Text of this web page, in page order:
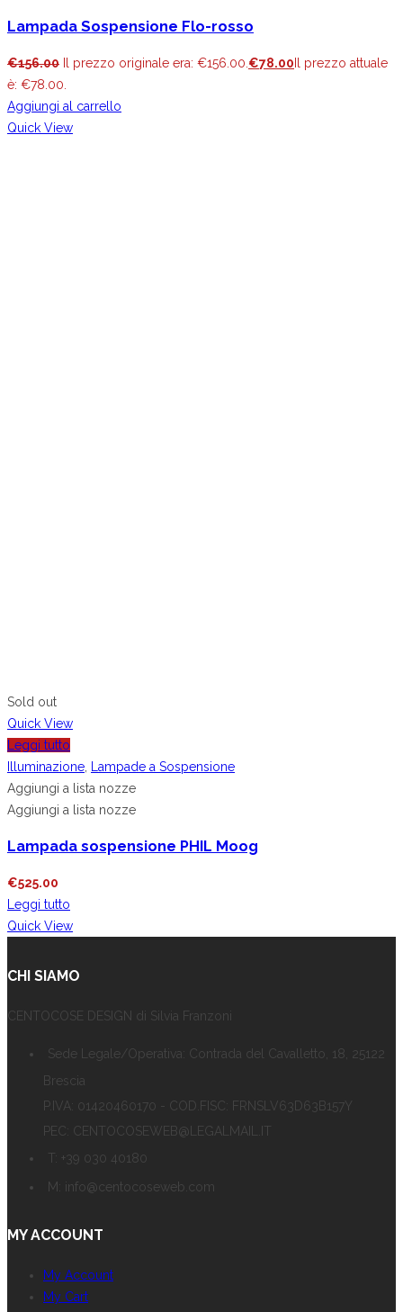
Lampada Sospensione Flo-rosso
€156.00 Il prezzo originale era: €156.00.€78.00 Il prezzo attuale
è: €78.00.
Aggiungi al carrello
Quick View
Sold out
Quick View
Leggi tutto
Illuminazione, Lampade a Sospensione
Aggiungi a lista nozze
Aggiungi a lista nozze
Lampada sospensione PHIL Moog
€525.00
Leggi tutto
Quick View
CHI SIAMO
CENTOCOSE DESIGN di Silvia Franzoni
Sede Legale/Operativa: Contrada del Cavalletto, 18, 25122
Brescia
P.IVA: 01420460170 - COD.FISC: FRNSLV63D63B157Y
PEC: CENTOCOSEWEB@LEGALMAIL.IT
T: +39 030 40180
M: info@centocoseweb.com
MY ACCOUNT
My Account
My Cart